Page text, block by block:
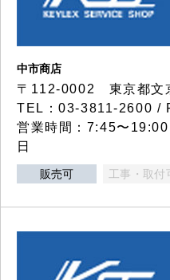
中市商店
〒112-0002 東京都文
TEL：03-3811-2600 /
営業時間：7:45〜
日
販売可 工事・取付